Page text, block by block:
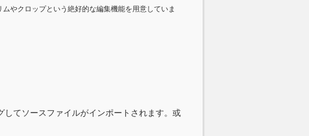
やクロップという絶好的な編集機能を用意していま
てソースファイルがインポートされます。或